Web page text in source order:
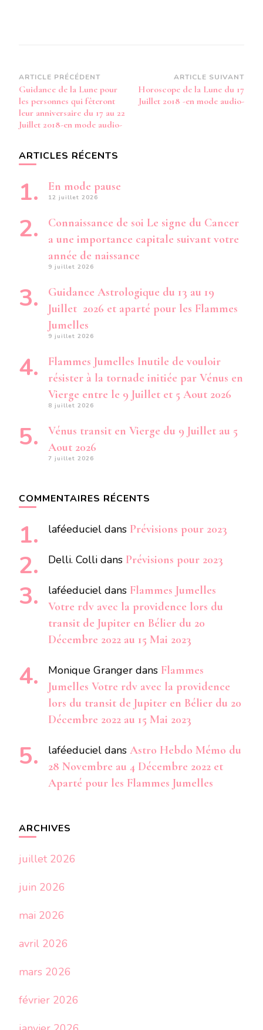
Navigation
d’article
ARTICLE PRÉCÉDENT
Guidance de la Lune pour
les personnes qui fêteront
leur anniversaire du 17 au 22
Juillet 2018-en mode audio-
ARTICLE SUIVANT
Horoscope de la Lune du 17
Juillet 2018 -en mode audio-
ARTICLES RÉCENTS
En mode pause
12 juillet 2026
Connaissance de soi Le signe du Cancer
a une importance capitale suivant votre
année de naissance
9 juillet 2026
Guidance Astrologique du 13 au 19
Juillet 2026 et aparté pour les Flammes
Jumelles
9 juillet 2026
Flammes Jumelles Inutile de vouloir
résister à la tornade initiée par Vénus en
Vierge entre le 9 Juillet et 5 Aout 2026
8 juillet 2026
Vénus transit en Vierge du 9 Juillet au 5
Aout 2026
7 juillet 2026
COMMENTAIRES RÉCENTS
laféeduciel dans Prévisions pour 2023
Delli. Colli dans Prévisions pour 2023
laféeduciel dans Flammes Jumelles
Votre rdv avec la providence lors du
transit de Jupiter en Bélier du 20
Décembre 2022 au 15 Mai 2023
Monique Granger dans Flammes
Jumelles Votre rdv avec la providence
lors du transit de Jupiter en Bélier du 20
Décembre 2022 au 15 Mai 2023
laféeduciel dans Astro Hebdo Mémo du
28 Novembre au 4 Décembre 2022 et
Aparté pour les Flammes Jumelles
ARCHIVES
juillet 2026
juin 2026
mai 2026
avril 2026
mars 2026
février 2026